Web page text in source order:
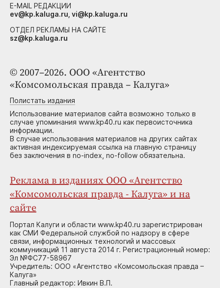
© 2007–2026. ООО «Агентство
«Комсомольская правда – Калуга»
Полистать издания
Использование материалов сайта возможно только в
случае упоминания www.kp40.ru как первоисточника
информации.
В случае использования материалов на других сайтах
активная индексируемая ссылка на главную страницу
без заключения в no-index, no-follow обязательна.
Реклама в изданиях ООО «Агентство
«Комсомольская правда - Калуга» и на
сайте
Портал Калуги и области www.kp40.ru зарегистрирован
как СМИ Федеральной службой по надзору в сфере
связи, информационных технологий и массовых
коммуникаций 11 августа 2014 г. Регистрационный номер:
Эл №ФС77-58967
Учредитель: ООО «Агентство «Комсомольская правда –
Калуга»
Главный редактор: Ивкин В.П.
E-MAIL РЕДАКЦИИ
ev@kp.kaluga.ru, vi@kp.kaluga.ru
ОТДЕЛ РЕКЛАМЫ НА САЙТЕ
sz@kp.kaluga.ru